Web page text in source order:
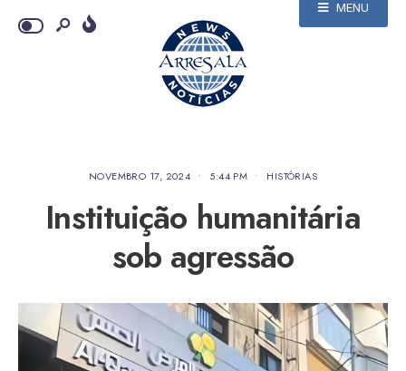
MENU
NOVEMBRO 17, 2024 • 5:44 PM • HISTÓRIAS
Instituição humanitária
sob agressão